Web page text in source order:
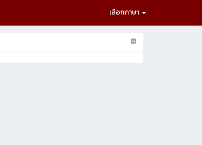
เลือกภาษา